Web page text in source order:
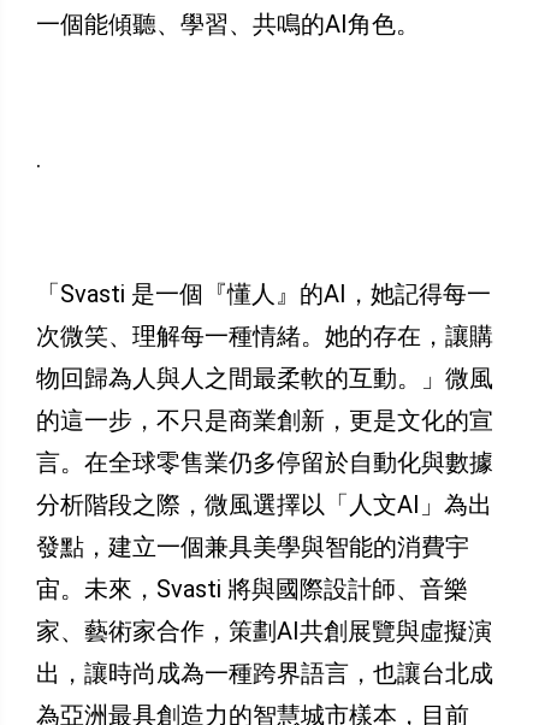
一個能傾聽、學習、共鳴的AI角色。
.
「Svasti 是一個『懂人』的AI，她記得每一
次微笑、理解每一種情緒。她的存在，讓購
物回歸為人與人之間最柔軟的互動。」微風
的這一步，不只是商業創新，更是文化的宣
言。在全球零售業仍多停留於自動化與數據
分析階段之際，微風選擇以「人文AI」為出
發點，建立一個兼具美學與智能的消費宇
宙。未來，Svasti 將與國際設計師、音樂
家、藝術家合作，策劃AI共創展覽與虛擬演
出，讓時尚成為一種跨界語言，也讓台北成
為亞洲最具創造力的智慧城市樣本，目前